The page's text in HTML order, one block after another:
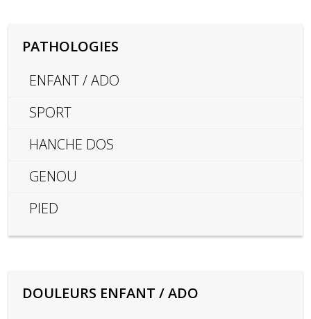
PATHOLOGIES
ENFANT / ADO
SPORT
HANCHE DOS
GENOU
PIED
DOULEURS ENFANT / ADO